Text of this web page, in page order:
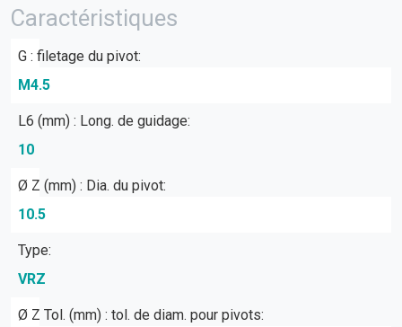
Caractéristiques
G : filetage du pivot:
M4.5
L6 (mm) : Long. de guidage:
10
Ø Z (mm) : Dia. du pivot:
10.5
Type:
VRZ
Ø Z Tol. (mm) : tol. de diam. pour pivots: